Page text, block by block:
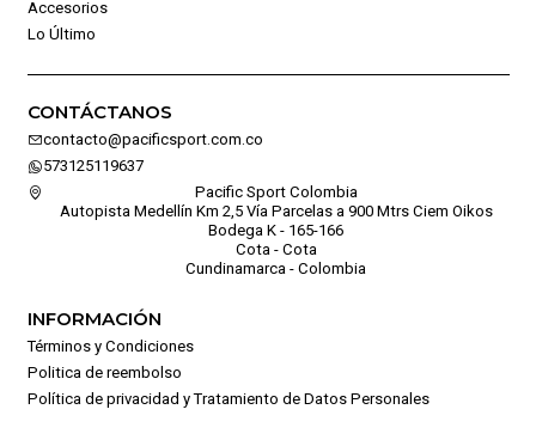
Accesorios
Lo Último
CONTÁCTANOS
contacto@pacificsport.com.co
573125119637
Pacific Sport Colombia
Autopista Medellín Km 2,5 Vía Parcelas a 900 Mtrs Ciem Oikos
Bodega K - 165-166
Cota - Cota
Cundinamarca - Colombia
INFORMACIÓN
Términos y Condiciones
Politica de reembolso
Política de privacidad y Tratamiento de Datos Personales